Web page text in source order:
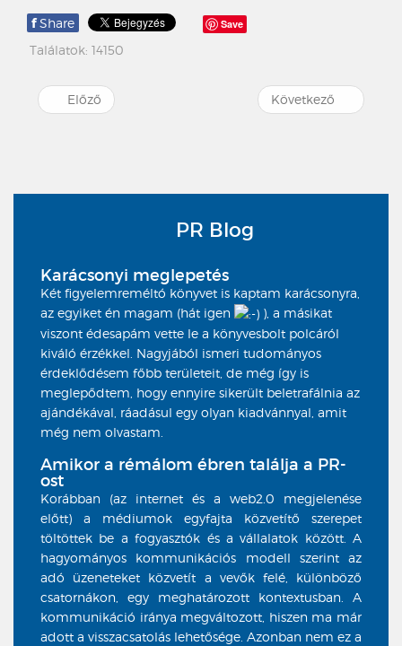
f Share Save
Találatok: 14150
Előző Következő
PR Blog
Karácsonyi meglepetés
Két figyelemreméltó könyvet is kaptam karácsonyra,
az egyiket én magam (hát igen
), a másikat
viszont édesapám vette le a könyvesbolt polcáról
kiváló érzékkel. Nagyjából ismeri tudományos
érdeklődésem főbb területeit, de még így is
meglepődtem, hogy ennyire sikerült beletrafálnia az
ajándékával, ráadásul egy olyan kiadvánnyal, amit
még nem olvastam.
Amikor a rémálom ébren találja a PR-
ost
Korábban (az internet és a web2.0 megjelenése
előtt) a médiumok egyfajta közvetítő szerepet
töltöttek be a fogyasztók és a vállalatok között. A
hagyományos kommunikációs modell szerint az
adó üzeneteket közvetít a vevők felé, különböző
csatornákon, egy meghatározott kontextusban. A
kommunikáció iránya megváltozott, hiszen ma már
adott a visszacsatolás lehetősége. Azonban nem ez a